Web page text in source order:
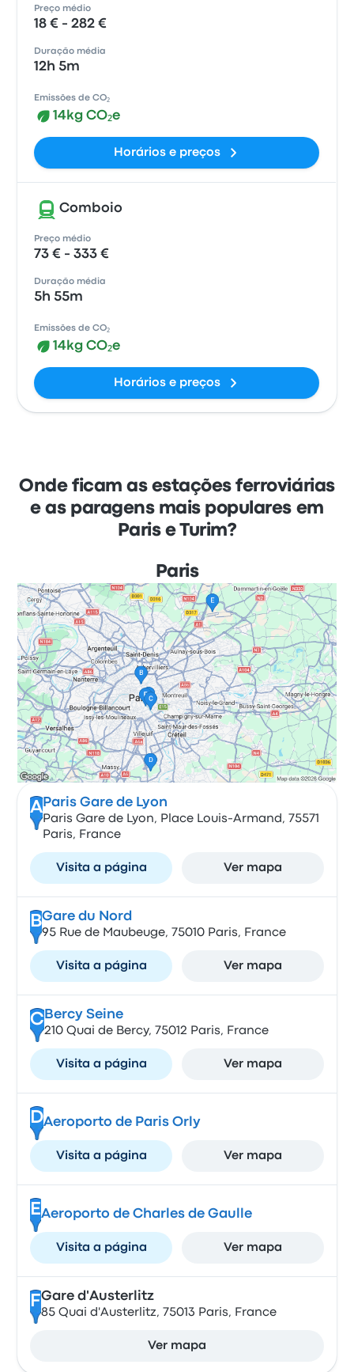
Preço médio
18 € - 282 €
Duração média
12h 5m
Emissões de CO₂
14kg CO₂e
Horários e preços
Comboio
Preço médio
73 € - 333 €
Duração média
5h 55m
Emissões de CO₂
14kg CO₂e
Horários e preços
Onde ficam as estações ferroviárias
e as paragens mais populares em
Paris e Turim?
Paris
A Paris Gare de Lyon
Paris Gare de Lyon, Place Louis-Armand, 75571
Paris, France
Visita a página Ver mapa
BGare du Nord
95 Rue de Maubeuge, 75010 Paris, France
Visita a página Ver mapa
CBercy Seine
210 Quai de Bercy, 75012 Paris, France
Visita a página Ver mapa
DAeroporto de Paris Orly
Visita a página Ver mapa
EAeroporto de Charles de Gaulle
Visita a página Ver mapa
FGare d'Austerlitz
85 Quai d'Austerlitz, 75013 Paris, France
Ver mapa